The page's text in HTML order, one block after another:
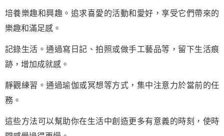
培養樂趣和興趣。追求喜愛的活動和愛好，享受它們帶來的
樂趣和滿足感。
記錄生活。通過寫日記、拍照或做手工藝品等，留下生活痕
跡，增加成就感。
靜觀練習。通過瑜伽或冥想等方式，集中注意力於當前的任
務。
這些方法可以幫助你在生活中創造更多有意義的時刻，使時